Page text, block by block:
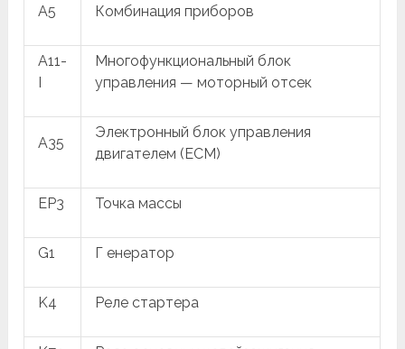
A5 Комбинация приборов
A11-
Многофункциональный блок
управления — моторный отсек
A35
Электронный блок управления
двигателем (ECM)
EP3 Точка массы
G1 Г енератор
K4 Реле стартера